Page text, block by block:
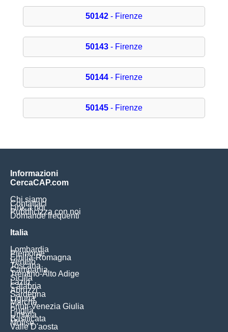
50142- Firenze
50143- Firenze
50144- Firenze
50145- Firenze
Informazioni
CercaCAP.com
Chi siamo
Contattaci
Link a noi
Pubblicizza con noi
Domande frequenti
Italia
Lombardia
Piemonte
Emilia-Romagna
Veneto
Toscana
Campania
Trentino-Alto Adige
Sicilia
Lazio
Calabria
Abruzzi
Sardegna
Liguria
Marche
Friuli-Venezia Giulia
Puglia
Umbria
Basilicata
Molise
Valle D'aosta